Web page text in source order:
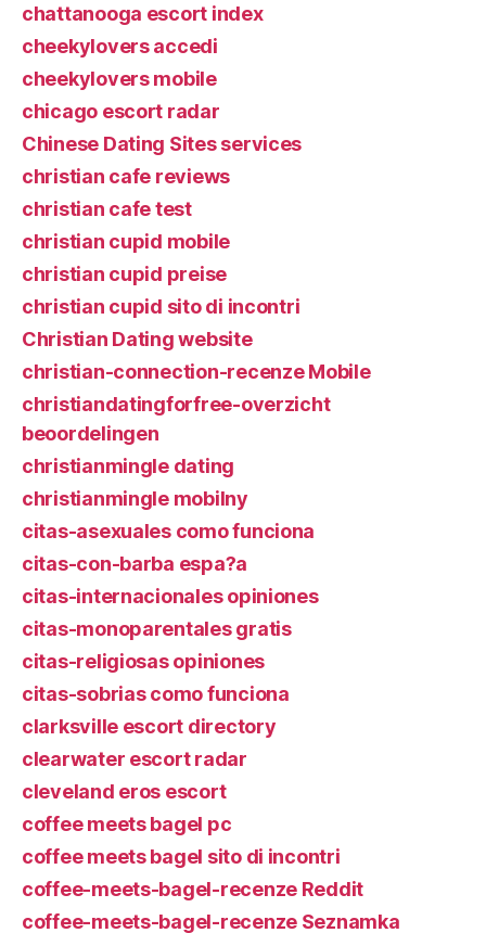
chattanooga escort index
cheekylovers accedi
cheekylovers mobile
chicago escort radar
Chinese Dating Sites services
christian cafe reviews
christian cafe test
christian cupid mobile
christian cupid preise
christian cupid sito di incontri
Christian Dating website
christian-connection-recenze Mobile
christiandatingforfree-overzicht
beoordelingen
christianmingle dating
christianmingle mobilny
citas-asexuales como funciona
citas-con-barba espa?a
citas-internacionales opiniones
citas-monoparentales gratis
citas-religiosas opiniones
citas-sobrias como funciona
clarksville escort directory
clearwater escort radar
cleveland eros escort
coffee meets bagel pc
coffee meets bagel sito di incontri
coffee-meets-bagel-recenze Reddit
coffee-meets-bagel-recenze Seznamka